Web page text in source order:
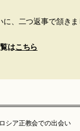
、二つ返事で頷きま
はこちら
シア正教会での出会い